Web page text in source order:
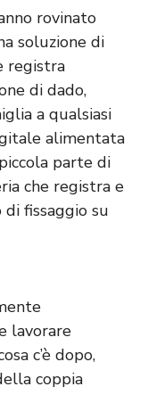
rovinato
soluzione di
registra
di dado,
a qualsiasi
alimentata
parte di
che registra e
fissaggio su
lavorare
c’è dopo,
coppia